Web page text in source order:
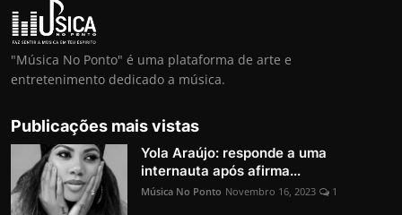
"Música No Ponto" é uma plataforma de arte e
entretenimento dedicado a música.
Publicações mais vistas
Yola Araújo: responde a uma
internauta após afirma...
Música No Ponto Novembro 16, 2023 1